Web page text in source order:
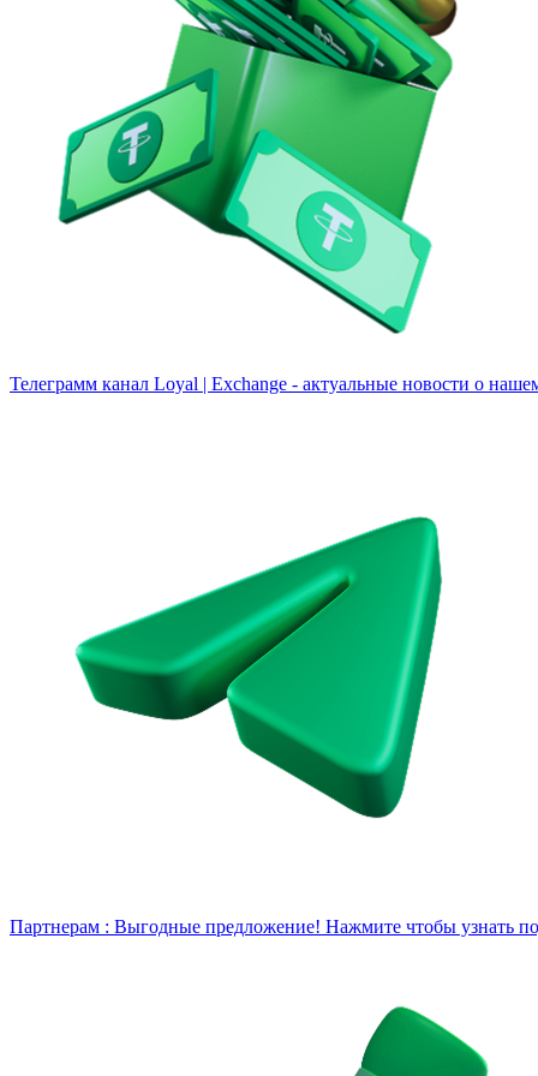
Телеграмм канал Loyal | Exchange - актуальные новости о
Партнерам : Выгодные предложение! Нажмите чтобы узнать